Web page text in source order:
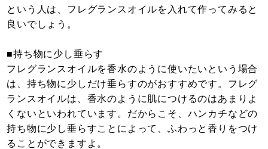
という人は、フレグランスオイルを入れて作ってみると
良いでしょう。
■持ち物に少し垂らす
フレグランスオイルを香水のように使いたいという場合
は、持ち物に少しだけ垂らすのがおすすめです。フレグ
ランスオイルは、香水のように肌につけるのはあまりよ
くないといわれています。だからこそ、ハンカチなどの
持ち物に少し垂らすことによって、ふわっと香りをつけ
ることができますよ。